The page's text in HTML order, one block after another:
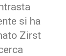
si ha
Zirst